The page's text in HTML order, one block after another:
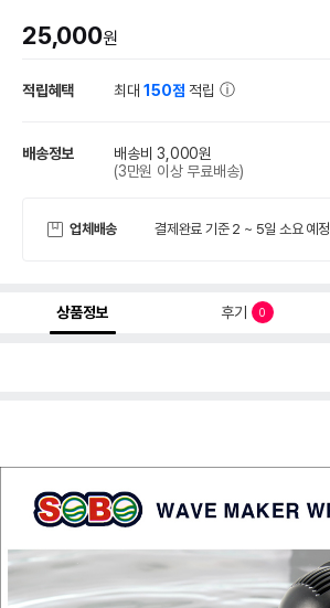
25,000원
적립혜택 최대150점 적립
배송정보
배송비 3,000원
(3만원 이상 무료배송)
업체배송 결제완료 기준 2 ~ 5일 소요 예정
상품정보 후기 0